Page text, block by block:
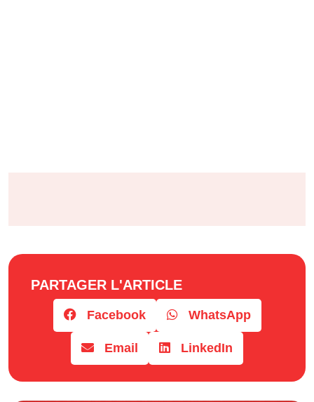
PARTAGER L'ARTICLE
Facebook WhatsApp
Email LinkedIn